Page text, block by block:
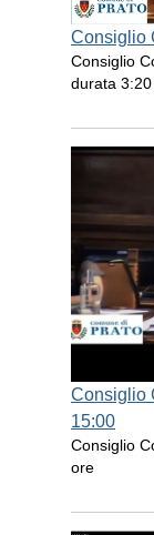
Consiglio
Consiglio
durata
Consiglio
15:00
Consiglio
ore